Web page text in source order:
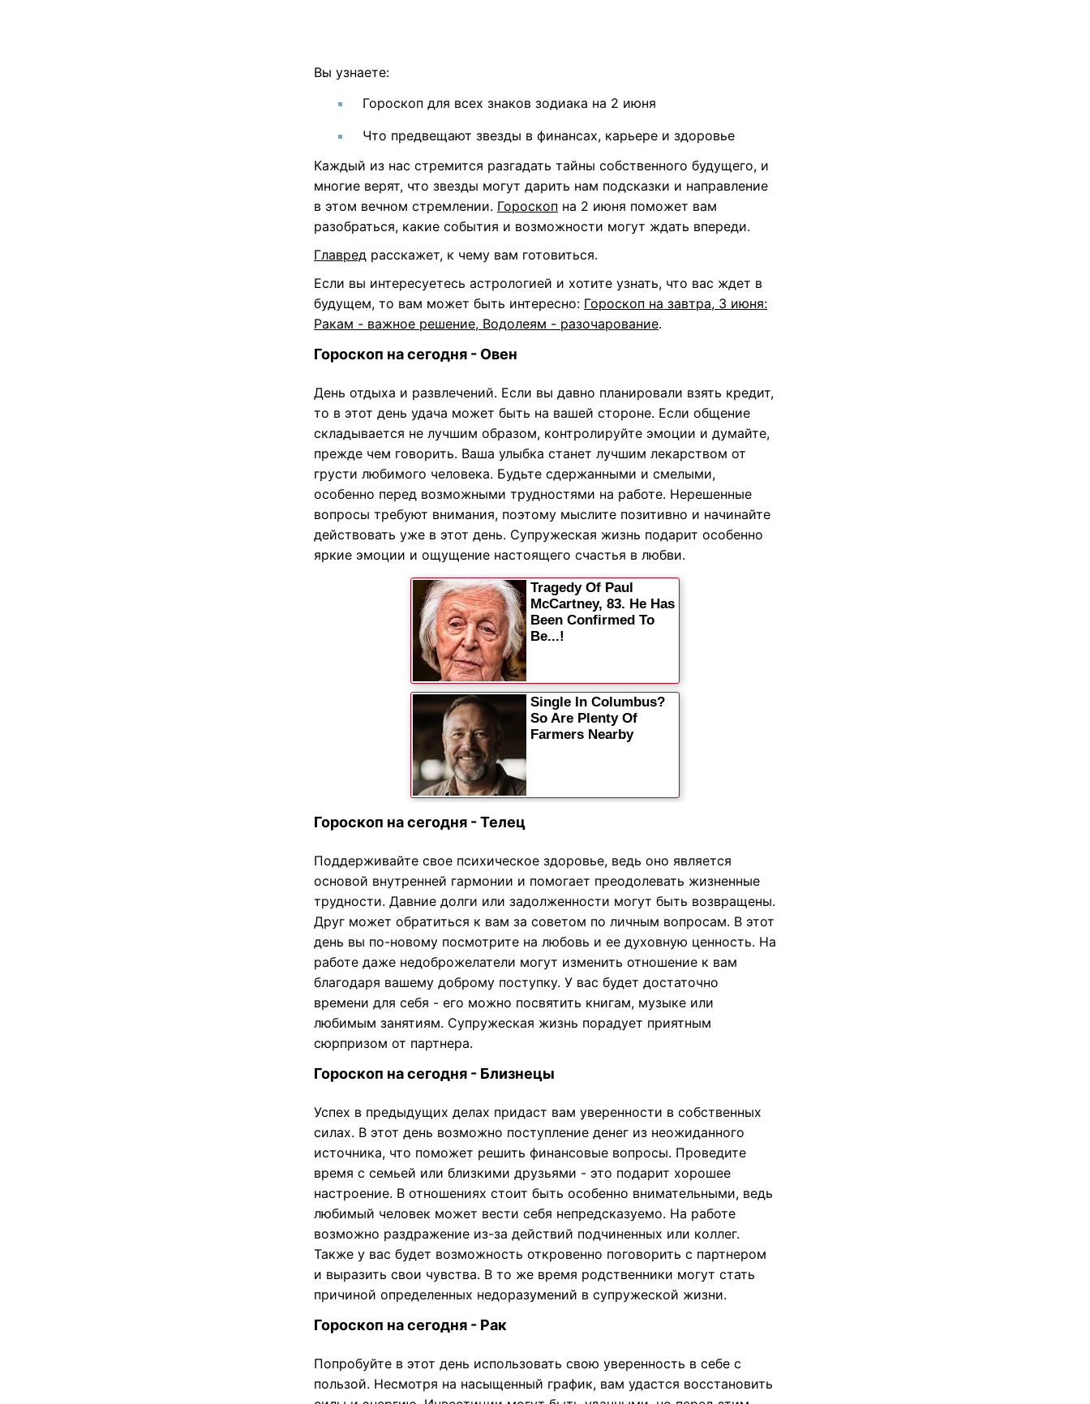
Вы узнаете:
Гороскоп для всех знаков зодиака на 2 июня
Что предвещают звезды в финансах, карьере и здоровье
Каждый из нас стремится разгадать тайны собственного будущего, и
многие верят, что звезды могут дарить нам подсказки и направление
в этом вечном стремлении. Гороскоп на 2 июня поможет вам
разобраться, какие события и возможности могут ждать впереди.
Главред расскажет, к чему вам готовиться.
Если вы интересуетесь астрологией и хотите узнать, что вас ждет в
будущем, то вам может быть интересно: Гороскоп на завтра, 3 июня:
Ракам - важное решение, Водолеям - разочарование.
Гороскоп на сегодня - Овен
День отдыха и развлечений. Если вы давно планировали взять кредит,
то в этот день удача может быть на вашей стороне. Если общение
складывается не лучшим образом, контролируйте эмоции и думайте,
прежде чем говорить. Ваша улыбка станет лучшим лекарством от
грусти любимого человека. Будьте сдержанными и смелыми,
особенно перед возможными трудностями на работе. Нерешенные
вопросы требуют внимания, поэтому мыслите позитивно и начинайте
действовать уже в этот день. Супружеская жизнь подарит особенно
яркие эмоции и ощущение настоящего счастья в любви.
Гороскоп на сегодня - Телец
Поддерживайте свое психическое здоровье, ведь оно является
основой внутренней гармонии и помогает преодолевать жизненные
трудности. Давние долги или задолженности могут быть возвращены.
Друг может обратиться к вам за советом по личным вопросам. В этот
день вы по-новому посмотрите на любовь и ее духовную ценность. На
работе даже недоброжелатели могут изменить отношение к вам
благодаря вашему доброму поступку. У вас будет достаточно
времени для себя - его можно посвятить книгам, музыке или
любимым занятиям. Супружеская жизнь порадует приятным
сюрпризом от партнера.
Гороскоп на сегодня - Близнецы
Успех в предыдущих делах придаст вам уверенности в собственных
силах. В этот день возможно поступление денег из неожиданного
источника, что поможет решить финансовые вопросы. Проведите
время с семьей или близкими друзьями - это подарит хорошее
настроение. В отношениях стоит быть особенно внимательными, ведь
любимый человек может вести себя непредсказуемо. На работе
возможно раздражение из-за действий подчиненных или коллег.
Также у вас будет возможность откровенно поговорить с партнером
и выразить свои чувства. В то же время родственники могут стать
причиной определенных недоразумений в супружеской жизни.
Гороскоп на сегодня - Рак
Попробуйте в этот день использовать свою уверенность в себе с
пользой. Несмотря на насыщенный график, вам удастся восстановить